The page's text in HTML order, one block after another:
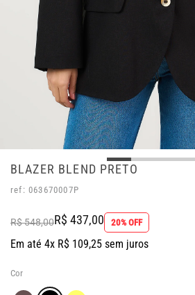
BLAZER BLEND PRETO
ref: 063670007P
R$ 548,00R$ 437,00 20% OFF
Em até 4x R$ 109,25 sem juros
Cor